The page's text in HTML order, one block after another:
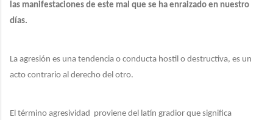
las manifestaciones de este mal que se ha enraizado en nuestro
días.
La agresión es una tendencia o conducta hostil o destructiva, es un
acto contrario al derecho del otro.
El término agresividad proviene del latín gradior que significa